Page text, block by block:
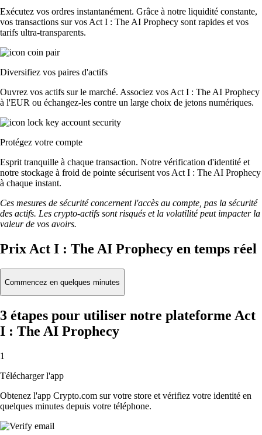
Exécutez vos ordres instantanément. Grâce à notre liquidité constante,
vos transactions sur vos Act I : The AI Prophecy sont rapides et vos
tarifs ultra-transparents.
Diversifiez vos paires d'actifs
Ouvrez vos actifs sur le marché. Associez vos Act I : The AI Prophecy
à l'EUR ou échangez-les contre un large choix de jetons numériques.
Protégez votre compte
Esprit tranquille à chaque transaction. Notre vérification d'identité et
notre stockage à froid de pointe sécurisent vos Act I : The AI Prophecy
à chaque instant.
Ces mesures de sécurité concernent l'accès au compte, pas la sécurité
des actifs. Les crypto-actifs sont risqués et la volatilité peut impacter la
valeur de vos avoirs.
Prix Act I : The AI Prophecy en temps réel
Commencez en quelques minutes
3 étapes pour utiliser notre plateforme Act
I : The AI Prophecy
1
Télécharger l'app
Obtenez l'app Crypto.com sur votre store et vérifiez votre identité en
quelques minutes depuis votre téléphone.